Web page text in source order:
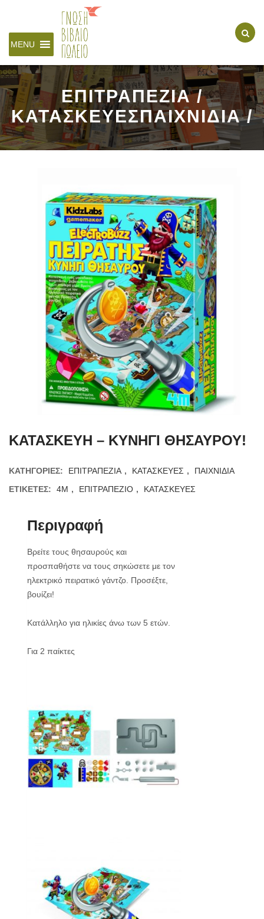
MENU
ΕΠΙΤΡΑΠΕΖΙΑ /
ΚΑΤΑΣΚΕΥΕΣΠΑΙΧΝΙΔΙΑ /
ΚΑΤΑΣΚΕΥΗ – ΚΥΝΗΓΙ ΘΗΣΑΥΡΟΥ!
ΚΑΤΗΓΟΡΊΕΣ: ΕΠΙΤΡΑΠΕΖΙΑ , ΚΑΤΑΣΚΕΥΕΣ ,
ΠΑΙΧΝΙΔΙΑ
ΕΤΙΚΈΤΕΣ:
4M , ΕΠΙΤΡΑΠΕΖΙΟ , ΚΑΤΑΣΚΕΥΕΣ
Περιγραφή
Βρείτε τους θησαυρούς και
προσπαθήστε να τους σηκώσετε με τον
ηλεκτρικό πειρατικό γάντζο. Προσέξτε,
βουίζει!
Κατάλληλο για ηλικίες άνω των 5 ετών.
Για 2 παίκτες